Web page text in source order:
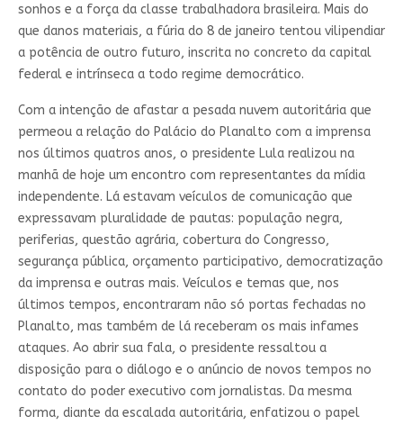
sonhos e a força da classe trabalhadora brasileira. Mais do
que danos materiais, a fúria do 8 de janeiro tentou vilipendiar
a potência de outro futuro, inscrita no concreto da capital
federal e intrínseca a todo regime democrático.
Com a intenção de afastar a pesada nuvem autoritária que
permeou a relação do Palácio do Planalto com a imprensa
nos últimos quatros anos, o presidente Lula realizou na
manhã de hoje um encontro com representantes da mídia
independente. Lá estavam veículos de comunicação que
expressavam pluralidade de pautas: população negra,
periferias, questão agrária, cobertura do Congresso,
segurança pública, orçamento participativo, democratização
da imprensa e outras mais. Veículos e temas que, nos
últimos tempos, encontraram não só portas fechadas no
Planalto, mas também de lá receberam os mais infames
ataques. Ao abrir sua fala, o presidente ressaltou a
disposição para o diálogo e o anúncio de novos tempos no
contato do poder executivo com jornalistas. Da mesma
forma, diante da escalada autoritária, enfatizou o papel